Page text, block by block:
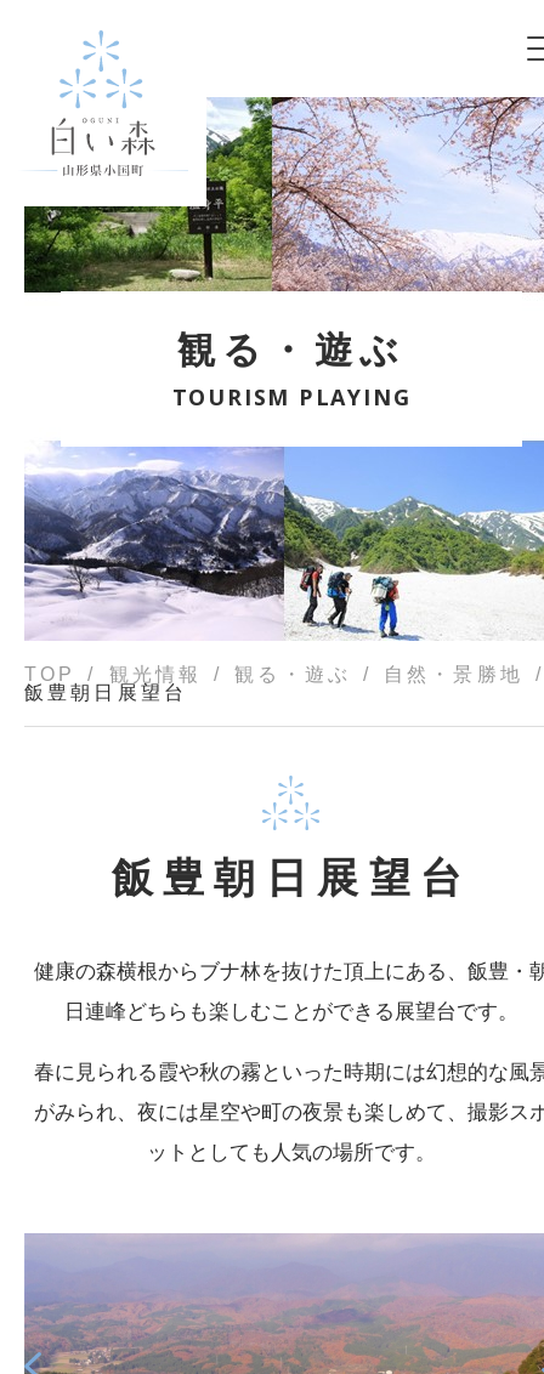
観る・遊ぶ
TOURISM PLAYING
TOP 観光情報 観る・遊ぶ
自然・景勝地
飯豊朝日展望台
飯豊朝日展望台
健康の森横根からブナ林を抜けた頂上にある、飯豊・
日連峰どちらも楽しむことができる展望台です。
春に見られる霞や秋の霧といった時期には幻想的な風
がみられ、夜には星空や町の夜景も楽しめて、撮影ス
ットとしても人気の場所です。